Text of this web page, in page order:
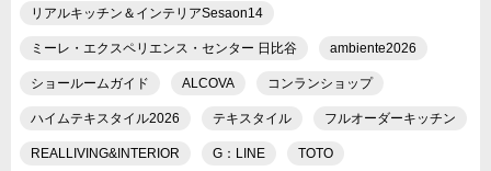
リアルキッチン＆インテリアSesaon14
ミーレ・エクスペリエンス・センター 日比谷 ambiente2026
ショールームガイド ALCOVA コンランショップ
ハイムテキスタイル2026 テキスタイル フルオーダーキッチン
REALLIVING&INTERIOR G：LINE TOTO